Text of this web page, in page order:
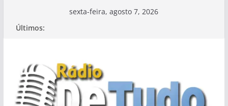
sexta-feira, agosto 7, 2026
Últimos: